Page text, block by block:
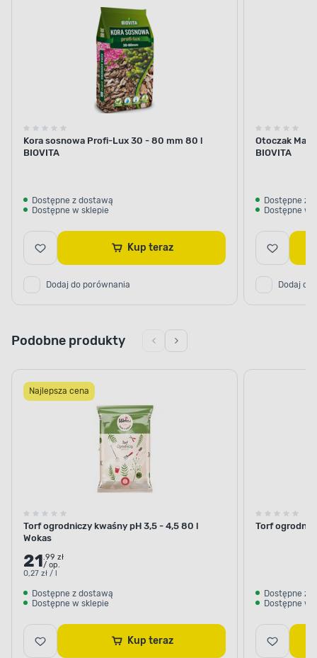
POROWATA I PRZEPUSZCZALNA
STRUKTURA
Zapewnij roślinom odpowiednie warunki
do prawidłowego wzrostu. Podłoże ma porowatą
i przepuszczalną strukturę. Dzięki temu odznacza
się ono doskonałą chłonnością wody oraz
składników odżywczych niezbędnych do wzrostu
ZAPEWNIA UTRZYMANIE WŁAŚCIWEJ
WILGOTNOŚCI PODŁOŻA
Kora sosnowa Profi-Lux 30 - 80 mm 80 l
BIOVITA
Dostępne z dostawą
Dostępne w sklepie
Kup teraz
Dodaj do porównania
Otoczak
BIOVITA
Dostępne z
Dostępne w
Dodaj do
Podobne produkty
Najlepsza cena
Torf ogrodniczy kwaśny pH 3,5 - 4,5 80 l
Wokas
21.99 zł
/ op.
0,27 zł / l
Dostępne z dostawą
Dostępne w sklepie
Kup teraz
Torf
Dostępne z
Dostępne w